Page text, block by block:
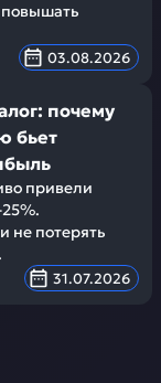
повышать
03.08.2026
почему
бьет
привели
не потерять
31.07.2026